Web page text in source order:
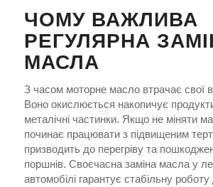
ЧОМУ ВАЖЛИВА
РЕГУЛЯРНА
МАСЛА
З часом моторне масло втрачає свої
Воно окислюється накопичує
металічні частинки. Якщо не міняти
починає працювати з підвищеним
призводить до перегріву та
поршнів. Своєчасна заміна масла у
автомобілі гарантує стабільну